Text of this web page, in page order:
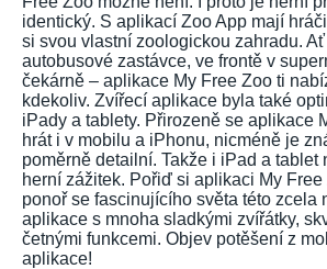
identický. S aplikací Zoo App mají
si svou vlastní zoologickou zahradu.
autobusové zastávce, ve frontě v
čekárně – aplikace My Free Zoo ti
kdekoliv. Zvířecí aplikace byla také
iPady a tablety. Přirozeně se aplikace
hrát i v mobilu a iPhonu, nicméně je
poměrně detailní. Takže i iPad a tablet
herní zážitek. Pořiď si aplikaci My Free
ponoř se fascinujícího světa této zcela
aplikace s mnoha sladkými zvířátky,
četnými funkcemi. Objev potěšení z
aplikace!